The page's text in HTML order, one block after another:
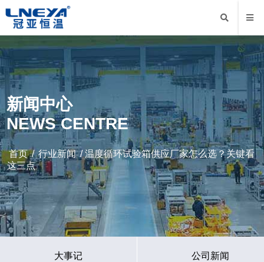
新闻中心
NEWS CENTRE
首页/行业新闻/ 温度循环试验箱供应厂家怎么选？关键看
这三点
大事记 公司新闻